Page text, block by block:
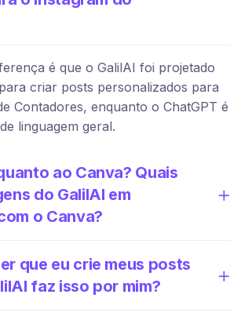
é que o GalilAI foi projetado
criar posts personalizados para
Contadores, enquanto o ChatGPT é
linguagem geral.
ao Canva? Quais
do GalilAI em
o Canva?
que eu crie meus posts
faz isso por mim?